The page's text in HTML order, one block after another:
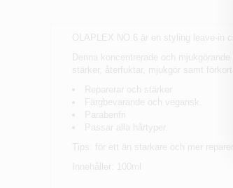
OLAPLEX NO.6 är en styling leave-in
Denna koncentrerade och
stärker, återfuktar, mjukgör samt
Reparerar och stärker
Färgbevarande och vegansk.
Parabenfri
Passar alla hårtyper.
Tips: för ett än starkare och mer
Innehåller: 100ml